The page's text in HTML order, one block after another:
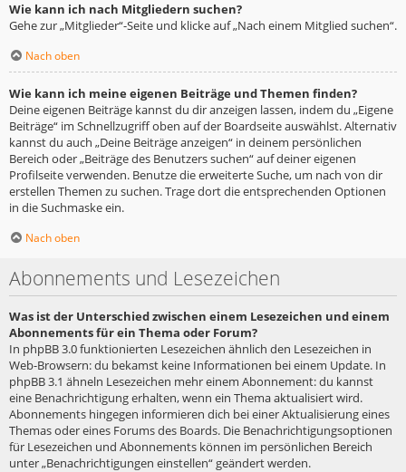
Wie kann ich nach Mitgliedern suchen?
Gehe zur „Mitglieder“-Seite und klicke auf „Nach einem Mitglied suchen“.
Nach oben
Wie kann ich meine eigenen Beiträge und Themen finden?
Deine eigenen Beiträge kannst du dir anzeigen lassen, indem du „Eigene
Beiträge“ im Schnellzugriff oben auf der Boardseite auswählst. Alternativ
kannst du auch „Deine Beiträge anzeigen“ in deinem persönlichen
Bereich oder „Beiträge des Benutzers suchen“ auf deiner eigenen
Profilseite verwenden. Benutze die erweiterte Suche, um nach von dir
erstellen Themen zu suchen. Trage dort die entsprechenden Optionen
in die Suchmaske ein.
Nach oben
Abonnements und Lesezeichen
Was ist der Unterschied zwischen einem Lesezeichen und einem
Abonnements für ein Thema oder Forum?
In phpBB 3.0 funktionierten Lesezeichen ähnlich den Lesezeichen in
Web-Browsern: du bekamst keine Informationen bei einem Update. In
phpBB 3.1 ähneln Lesezeichen mehr einem Abonnement: du kannst
eine Benachrichtigung erhalten, wenn ein Thema aktualisiert wird.
Abonnements hingegen informieren dich bei einer Aktualisierung eines
Themas oder eines Forums des Boards. Die Benachrichtigungsoptionen
für Lesezeichen und Abonnements können im persönlichen Bereich
unter „Benachrichtigungen einstellen“ geändert werden.